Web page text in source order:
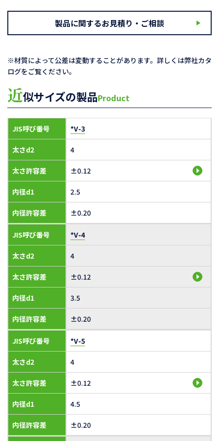
製品に関するお見積り・ご相談
※材質によって公差は変動することがあります。詳しくは弊社カタ
ログをご覧ください。
近似サイズの製品Product
JIS呼び番号
太さd2
太さ許容差
内径d1
内径許容差
*V-3
4
±0.12
2.5
±0.20
JIS呼び番号
太さd2
太さ許容差
内径d1
内径許容差
*V-4
4
±0.12
3.5
±0.20
JIS呼び番号
太さd2
太さ許容差
内径d1
内径許容差
*V-5
4
±0.12
4.5
±0.20